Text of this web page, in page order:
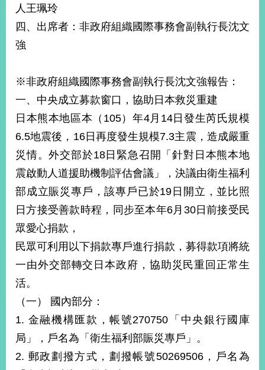
濟
日
不
落
海
和
照
回
首
頁
網
站
導
覽
於
本
新
聞
中
心
交
人王珮玲
四、出席者：非政府組織國際事務會副執行長沈文
強
※非政府組織國際事務會副執行長沈文強報告：
一、中央成立募款窗口，協助日本救災重建
日本熊本地區本（105）年4月14日發生芮氏規模
6.5地震後，16日再度發生規模7.3主震，造成嚴重
災情。外交部於18日緊急召開「針對日本熊本地
震啟動人道援助機制評估會議」，決議由衛生福利
部成立賑災專戶，該專戶已於19日開立，並比照
日方接受善款時程，同步至本年6月30日前接受民
眾愛心捐款，
民眾可利用以下捐款專戶進行捐款，募得款項將統
一由外交部轉交日本政府，協助災民重回正常生
活。
（一） 國內部分：
1. 金融機構匯款，帳號270750「中央銀行國庫
局」，戶名為「衛生福利部賑災專戶」。
2. 郵政劃撥方式，劃撥帳號50269506，戶名為